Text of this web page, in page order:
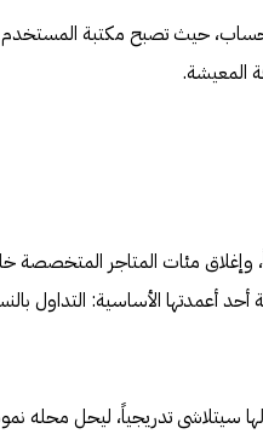
حيث تصبح مكتبة المستخدم
المعيشة.
وإغلاق مئات المتاجر
أحد أعمدتها الأساسية: التداول
سيتلاشى تدريجياً، ليحل محله